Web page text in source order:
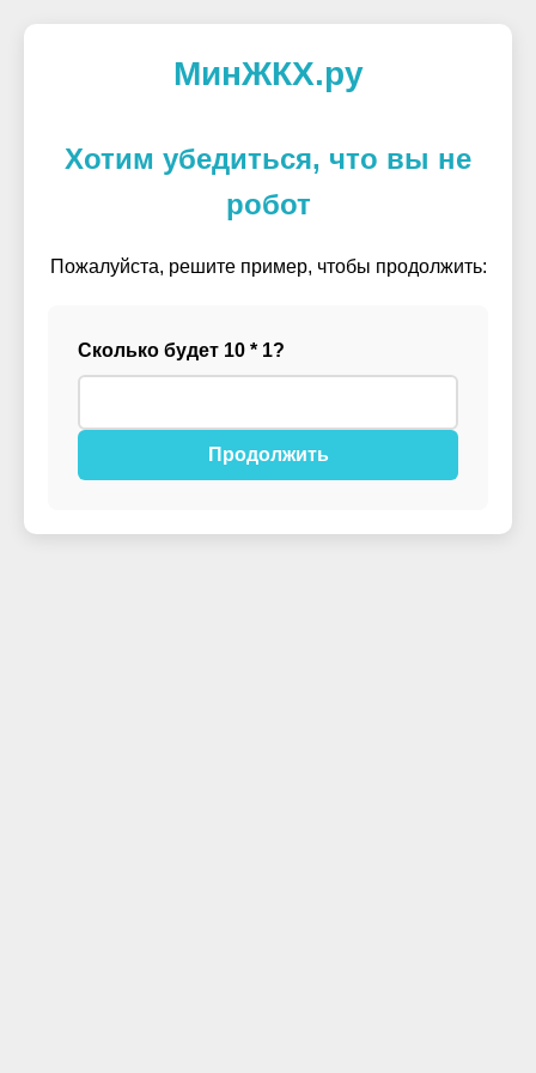
МинЖКХ.ру
Хотим убедиться, что вы не
робот
Пожалуйста, решите пример, чтобы продолжить:
Сколько будет 10 * 1?
Продолжить